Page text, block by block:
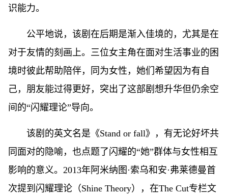
识能力。
公平地说，该剧在后期是渐入佳境的，尤其是在
对于友情的刻画上。三位女主角在面对生活事业的困
境时彼此帮助陪伴，同为女性，她们希望因为有自
己，朋友能过得更好，突出了这部剧想升华但仍余空
间的“闪耀理论”导向。
该剧的英文名是《Stand or fall》，有无论好坏共
同面对的隐喻，也点题了闪耀的“她”群体与女性相互
影响的意义。2013年阿米纳图·索乌和安·弗莱德曼首
次提到闪耀理论（Shine Theory），在The Cut专栏文